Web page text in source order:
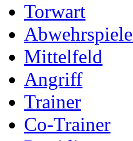
Torwart
Mittelfeld
Angriff
Trainer
Co-Trainer